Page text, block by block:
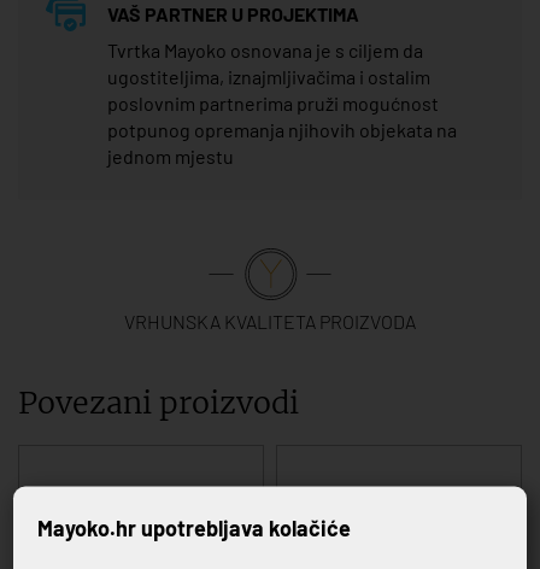
VAŠ PARTNER U PROJEKTIMA
Tvrtka Mayoko osnovana je s ciljem da
ugostiteljima, iznajmljivačima i ostalim
poslovnim partnerima pruži mogućnost
potpunog opremanja njihovih objekata na
jednom mjestu
VRHUNSKA KVALITETA PROIZVODA
Povezani proizvodi
Mayoko.hr upotrebljava kolačiće